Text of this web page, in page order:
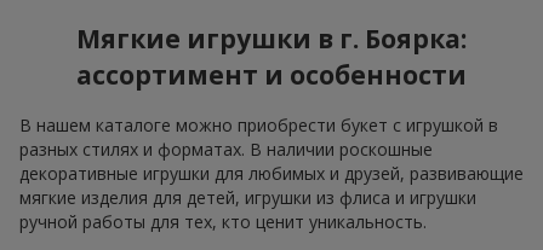
Мягкие игрушки в г. Боярка:
ассортимент и особенности
В нашем каталоге можно приобрести букет с игрушкой в
разных стилях и форматах. В наличии роскошные
декоративные игрушки для любимых и друзей, развивающие
мягкие изделия для детей, игрушки из флиса и игрушки
ручной работы для тех, кто ценит уникальность.